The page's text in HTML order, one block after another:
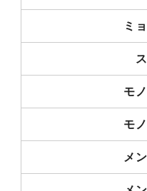
ミ
モ
モ
メ